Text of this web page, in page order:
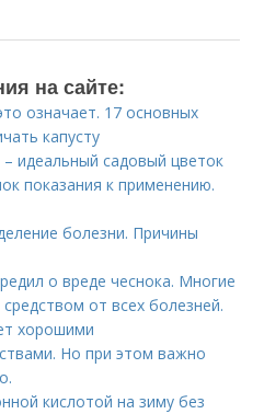
на сайте:
означает. 17 основных
капусту
идеальный садовый цветок
показания к применению.
болезни. Причины
о вреде чеснока. Многие
от всех болезней.
хорошими
Но при этом важно
кислотой на зиму без